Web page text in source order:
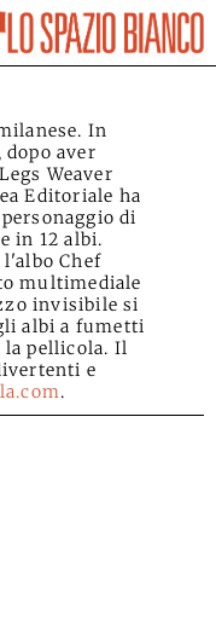
In
aver
Weaver
Editoriale ha
di
in 12 albi.
l'albo Chef
multimediale
invisibile si
albi a fumetti
la pellicola. Il
e
.